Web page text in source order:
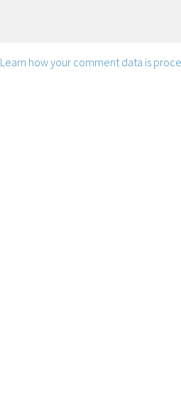
Learn how your comment data is